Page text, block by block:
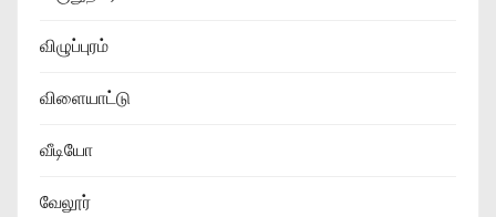
விழுப்புரம்
விளையாட்டு
வீடியோ
வேலூர்